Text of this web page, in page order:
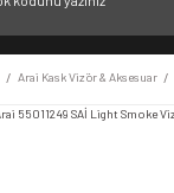
Arai Kask Vizör & Aksesuar